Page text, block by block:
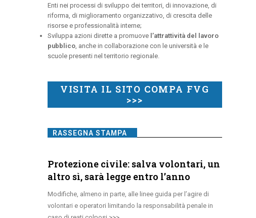
Enti nei processi di sviluppo dei territori, di innovazione, di
riforma, di miglioramento organizzativo, di crescita delle
risorse e professionalità interne;
Sviluppa azioni dirette a promuove l’attrattività del lavoro
pubblico, anche in collaborazione con le università e le
scuole presenti nel territorio regionale.
VISITA IL SITO COMPA FVG
>>>
RASSEGNA STAMPA
Protezione civile: salva volontari, un
altro sì, sarà legge entro l’anno
Modifiche, almeno in parte, alle linee guida per l’agire di
volontari e operatori limitando la responsabilità penale in